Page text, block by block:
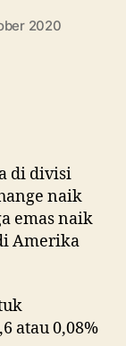
harga-
class=”more-
link”.922″
2020
di divisi
naik
emas naik
Amerika
atau 0,08%